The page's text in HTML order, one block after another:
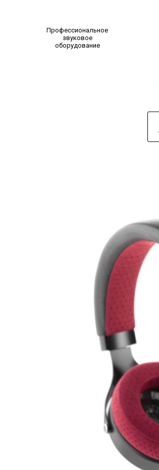
Профессиональное
звуковое
оборудование